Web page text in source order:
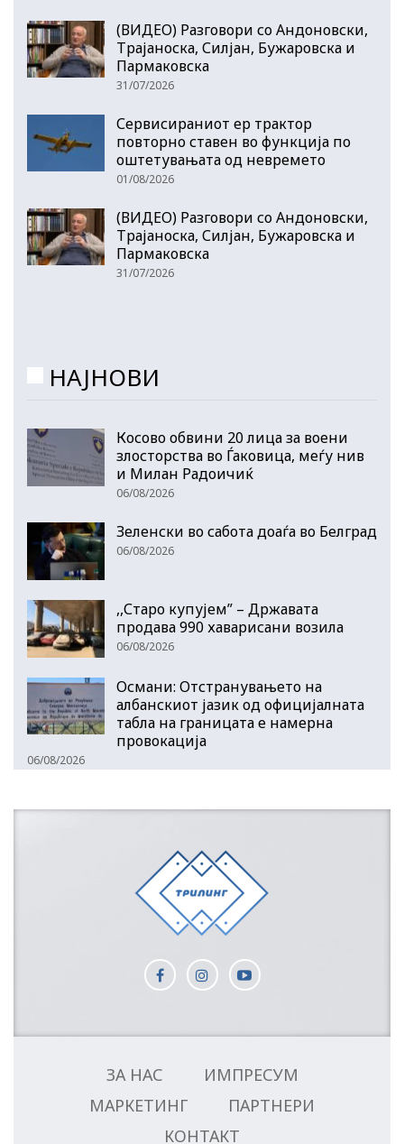
(ВИДЕО) Разговори со Андоновски,
Трајаноска, Силјан, Бужаровска и
Пармаковска
31/07/2026
Сервисираниот ер трактор
повторно ставен во функција по
оштетувањата од невремето
01/08/2026
(ВИДЕО) Разговори со Андоновски,
Трајаноска, Силјан, Бужаровска и
Пармаковска
31/07/2026
НАЈНОВИ
Косово обвини 20 лица за воени
злосторства во Ѓаковица, меѓу нив
и Милан Радоичиќ
06/08/2026
Зеленски во сабота доаѓа во Белград
06/08/2026
,,Старо купујем” – Државата
продава 990 хаварисани возила
06/08/2026
Османи: Отстранувањето на
албанскиот јазик од официјалната
табла на границата е намерна
провокација
06/08/2026
ЗА НАС
ИМПРЕСУМ
МАРКЕТИНГ
ПАРТНЕРИ
КОНТАКТ